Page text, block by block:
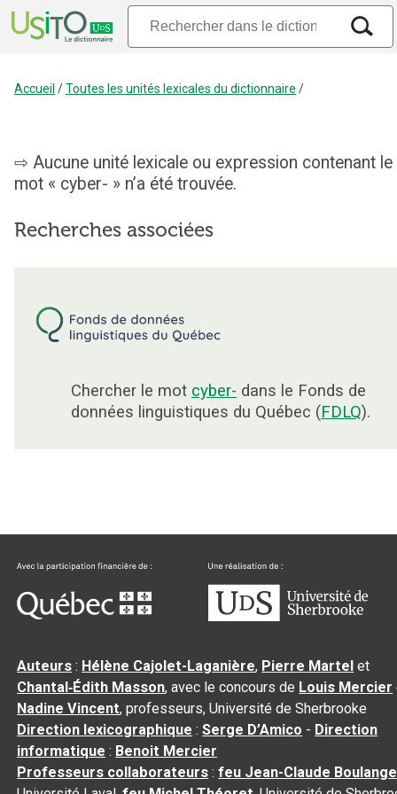
Accueil /Toutes les unités lexicales du dictionnaire /
Aucune unité lexicale ou expression contenant le
mot « cyber- » n’a été trouvée.
Recherches associées
Chercher le mot cyber- dans le Fonds de
données linguistiques du Québec (FDLQ).
Auteurs : Hélène Cajolet-Laganière, Pierre Martel et
Chantal‑Édith Masson, avec le concours de Louis Mercier
Nadine Vincent, professeurs, Université de Sherbrooke
Direction lexicographique :Serge D’Amico - Direction
informatique : Benoit Mercier
Professeurs collaborateurs :feu Jean-Claude